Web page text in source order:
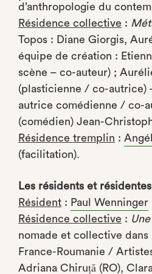
d’anthropologie du
Résidence collective :
Topos : Diane Giorgis,
équipe de création :
scène – co-auteur) ;
(plasticienne / co-autrice)
autrice comédienne / co-
(comédien) Jean-
Résidence tremplin :
(facilitation).
Les résidents et
Résident : Paul Wenninger
Résidence collective :
nomade et collective dans
France-Roumanie /
Adriana Chiruță (RO),